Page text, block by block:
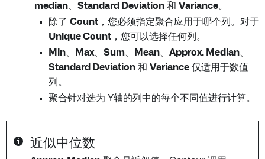
median
Standard Deviation 和 Variance。
除了 Count ，您必须指定聚合应用于哪个列。对于
Unique Count ，您可以选择任何列。
Min
Max、 Sum Mean Approx. Median
Standard Deviation 和 Variance 仅适用于数值
列。
聚合针对选为 Y轴的列中的每个不同值进行计算。
近似中位数